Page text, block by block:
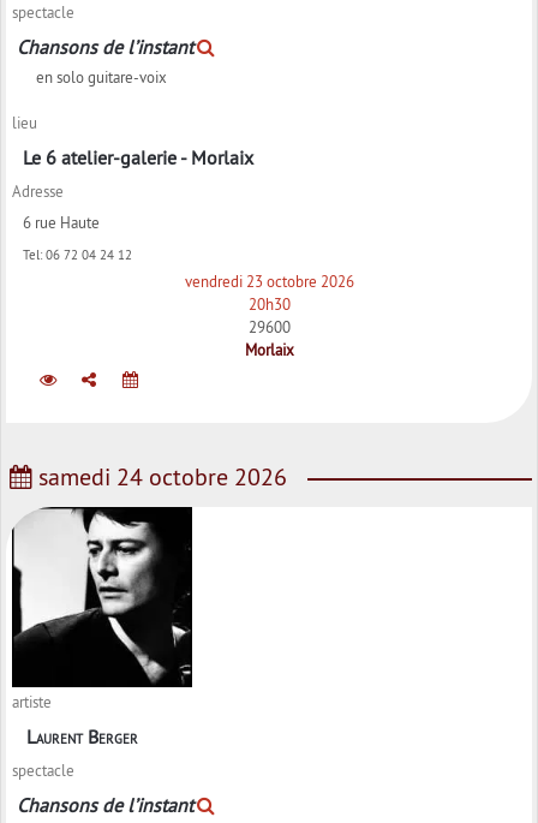
spectacle
Chansons de l’instant
en solo guitare-voix
lieu
Le 6 atelier-galerie - Morlaix
Adresse
6 rue Haute
Tel: 06 72 04 24 12
vendredi 23 octobre 2026
20h30
29600
Morlaix
samedi 24 octobre 2026
artiste
Laurent Berger
spectacle
Chansons de l’instant